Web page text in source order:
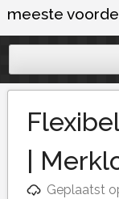
meeste
|
Geplaatst